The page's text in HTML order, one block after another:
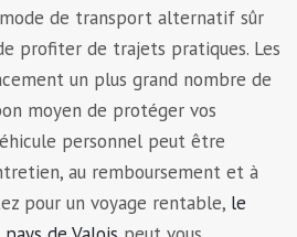
de transport alternatif sûr
profiter de trajets pratiques. Les
un plus grand nombre de
moyen de protéger vos
personnel peut être
au remboursement et à
pour un voyage rentable, le